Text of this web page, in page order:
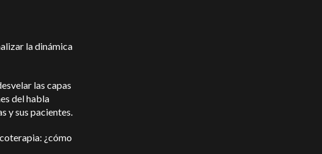
la dinámica
las capas
del habla
y sus pacientes.
¿cómo